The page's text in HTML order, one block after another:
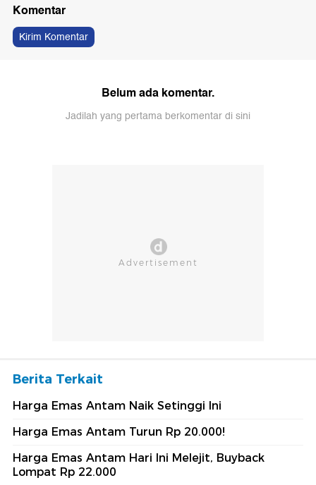
Komentar
Kirim Komentar
Belum ada komentar.
Jadilah yang pertama berkomentar di sini
Berita Terkait
Harga Emas Antam Naik Setinggi Ini
Harga Emas Antam Turun Rp 20.000!
Harga Emas Antam Hari Ini Melejit, Buyback
Lompat Rp 22.000